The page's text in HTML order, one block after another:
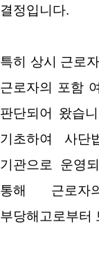
결정입니다.
특히 상시 근로
근로자의 포함
판단되어 왔습
기초하여 사단
기관으로 운영
통해 근로
부당해고로부터